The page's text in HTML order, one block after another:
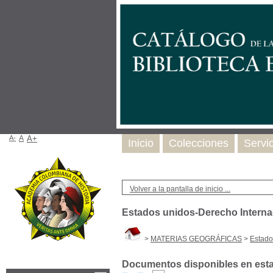
Volver a la pantalla de inicio ...
Estados unidos-Derecho
> MATERIAS GEOGRÁFICAS >
Documentos disponibles en
Inicio Colecciones
A- A A+